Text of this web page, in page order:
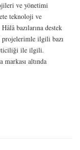
ve yönetimi
teknoloji ve
bazılarına destek
projelerimle ilgili bazı
ile ilgili.
altında